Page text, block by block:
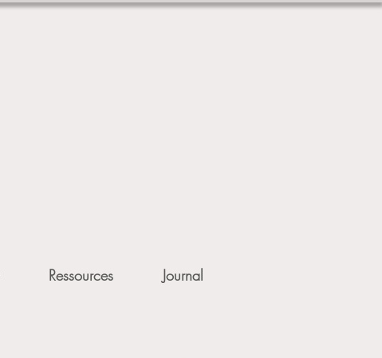
Ressources Journal